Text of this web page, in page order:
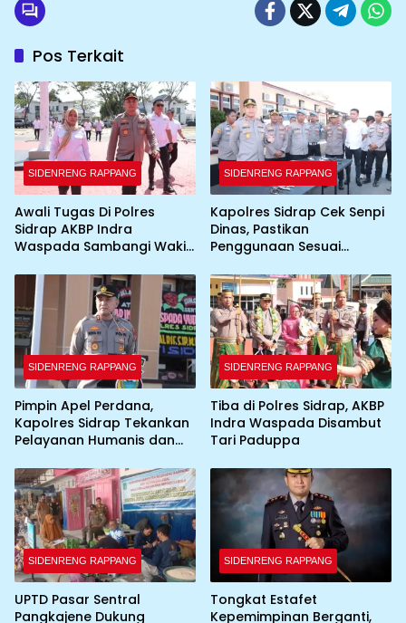
Pos Terkait
SIDENRENG RAPPANG
Awali Tugas Di Polres
Sidrap AKBP Indra
Waspada Sambangi Wakil
SIDENRENG RAPPANG
Kapolres Sidrap Cek Senpi
Dinas, Pastikan
Penggunaan Sesuai
SIDENRENG RAPPANG
Pimpin Apel Perdana,
Kapolres Sidrap Tekankan
Pelayanan Humanis dan
SIDENRENG RAPPANG
Tiba di Polres Sidrap, AKBP
Indra Waspada Disambut
Tari Paduppa
SIDENRENG RAPPANG
UPTD Pasar Sentral
Pangkajene Dukung
SIDENRENG RAPPANG
Tongkat Estafet
Kepemimpinan Berganti,